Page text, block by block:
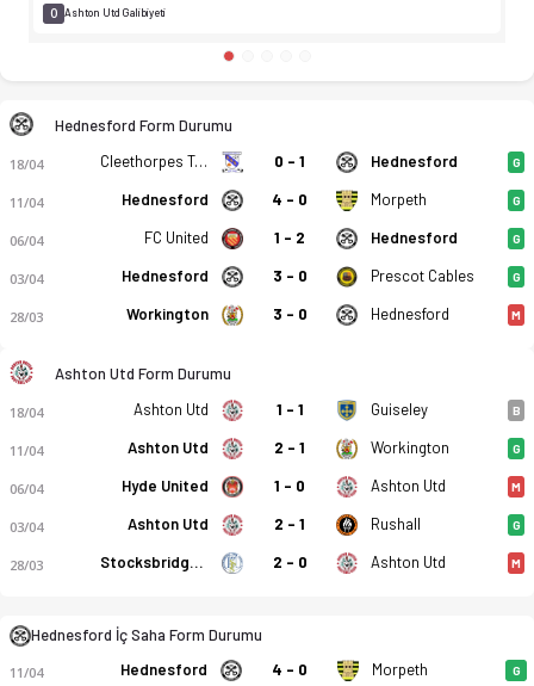
0 Ashton Utd Galibiyeti
Hednesford Form Durumu
18/04 Cleethorpes Town FC 0 - 1 Hednesford G
11/04 Hednesford 4 - 0 Morpeth G
06/04 FC United 1 - 2 Hednesford G
03/04 Hednesford 3 - 0 Prescot Cables G
28/03 Workington 3 - 0 Hednesford M
Ashton Utd Form Durumu
18/04 Ashton Utd 1 - 1 Guiseley B
11/04 Ashton Utd 2 - 1 Workington G
06/04 Hyde United 1 - 0 Ashton Utd M
03/04 Ashton Utd 2 - 1 Rushall G
28/03 Stocksbridge Park St 2 - 0 Ashton Utd M
Hednesford İç Saha Form Durumu
11/04 Hednesford 4 - 0 Morpeth G